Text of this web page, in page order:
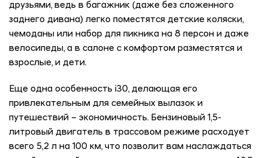
друзьями, ведь в багажник (даже без сложенного
заднего дивана) легко поместятся детские коляски,
чемоданы или набор для пикника на 8 персон и даже
велосипеды, а в салоне с комфортом разместятся и
взрослые, и дети.
Еще одна особенность i30, делающая его
привлекательным для семейных вылазок и
путешествий – экономичность. Бензиновый 1,5-
литровый двигатель в трассовом режиме расходует
всего 5,2 л на 100 км, что позволит вам наслаждаться